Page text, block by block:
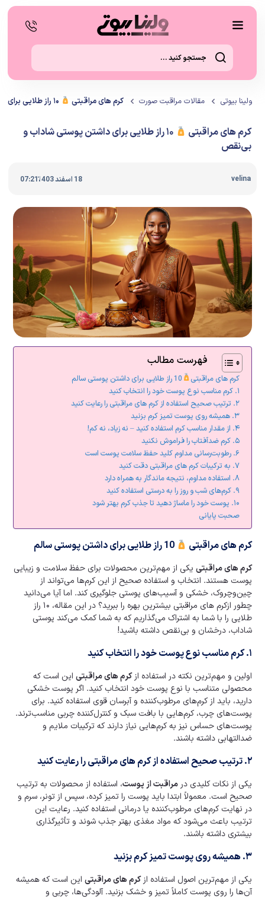
ولینا بیوتی مقالات مراقبت صورت کرم های مراقبتی
کرم های مراقبتی
۱۰ راز طلایی برای داشتن پوستی شاداب و
بی‌نقص
velina 18 اسفند 1403 |
07:21
فهرست مطالب
کرم های مراقبتی
10 راز طلایی برای داشتن پوستی سالم
۱. کرم مناسب نوع پوست خود را انتخاب کنید
۲. ترتیب صحیح استفاده از کرم های مراقبتی را رعایت کنید
۳. همیشه روی پوست تمیز کرم بزنید
۴. از مقدار مناسب کرم استفاده کنید – نه زیاد، نه کم!
۵. کرم ضدآفتاب را فراموش نکنید
۶. رطوبت‌رسانی مداوم کلید حفظ سلامت پوست است
۷. به ترکیبات کرم های مراقبتی دقت کنید
۸. استفاده مداوم، نتیجه ماندگار به همراه دارد
۹. کرم‌های شب و روز را به درستی استفاده کنید
۱۰. پوست خود را ماساژ دهید تا جذب کرم بهتر شود
صحبت پایانی
کرم های مراقبتی 10 راز طلایی برای داشتن پوستی سالم
کرم های مراقبتی یکی از مهم‌ترین محصولات برای حفظ سلامت و زیبایی
پوست هستند. انتخاب و استفاده صحیح از این کرم‌ها می‌تواند از
چین‌وچروک، خشکی و آسیب‌های پوستی جلوگیری کند. اما آیا می‌دانید
چطور ازکرم های مراقبتی بیشترین بهره را ببرید؟ در این مقاله، ۱۰ راز
طلایی را با شما به اشتراک می‌گذاریم که به شما کمک می‌کند پوستی
شاداب، درخشان و بی‌نقص داشته باشید!
۱. کرم مناسب نوع پوست خود را انتخاب کنید
اولین و مهم‌ترین نکته در استفاده ازکرم های مراقبتی این است که
محصولی متناسب با نوع پوست خود انتخاب کنید. اگر پوست خشکی
دارید، باید از کرم‌های مرطوب‌کننده و آبرسان قوی استفاده کنید. برای
پوست‌های چرب، کرم‌هایی با بافت سبک و کنترل‌کننده چربی مناسب‌ترند.
پوست‌های حساس نیز به کرم‌هایی نیاز دارند که ترکیبات ملایم و
ضدالتهابی داشته باشند.
۲. ترتیب صحیح استفاده از کرم های مراقبتیرا رعایت کنید
یکی از نکات کلیدی درمراقبت از پوست، استفاده از محصولات به ترتیب
صحیح است. معمولاً ابتدا باید پوست را تمیز کرده، سپس از تونر، سرم و
در نهایت کرم‌های مرطوب‌کننده یا درمانی استفاده کنید. رعایت این
ترتیب باعث می‌شود که مواد مغذی بهتر جذب شوند و تأثیرگذاری
بیشتری داشته باشند.
۳. همیشه روی پوست تمیز کرم بزنید
یکی از مهم‌ترین اصول استفاده ازکرم های مراقبتی این است که همیشه
آن‌ها را روی پوست کاملاً تمیز و خشک بزنید. آلودگی‌ها، چربی و